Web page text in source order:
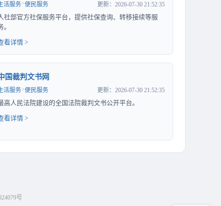
活服务>便民服务 更新：2026-07-30 21:52:35
社部官方社保服务平台，提供社保查询、转移接续等服
。
看详情 >
国裁判文书网
活服务>便民服务 更新：2026-07-30 21:52:35
高人民法院建设的全国法院裁判文书公开平台。
看详情 >
号